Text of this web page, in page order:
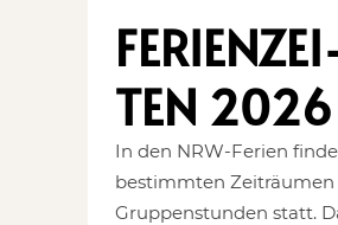
TEN 2026
In den NRW-Ferien
bestimmten Zeiträumen
Gruppenstunden statt.